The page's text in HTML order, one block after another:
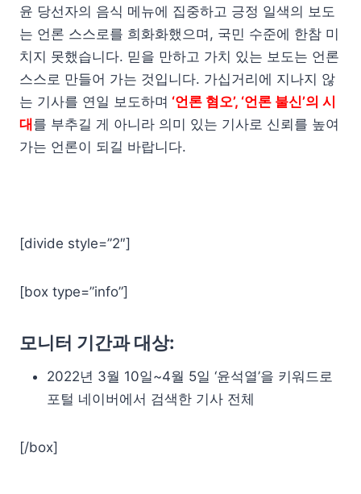
윤 당선자의 음식 메뉴에 집중하고 긍정 일색의 보도
는 언론 스스로를 희화화했으며, 국민 수준에 한참 미
치지 못했습니다. 믿을 만하고 가치 있는 보도는 언론
스스로 만들어 가는 것입니다. 가십거리에 지나지 않
는 기사를 연일 보도하며 ‘언론 혐오’, ‘언론 불신’의 시
대를 부추길 게 아니라 의미 있는 기사로 신뢰를 높여
가는 언론이 되길 바랍니다.
[divide style=”2″]
[box type=”info”]
모니터 기간과 대상:
2022년 3월 10일~4월 5일 ‘윤석열’을 키워드로
포털 네이버에서 검색한 기사 전체
[/box]